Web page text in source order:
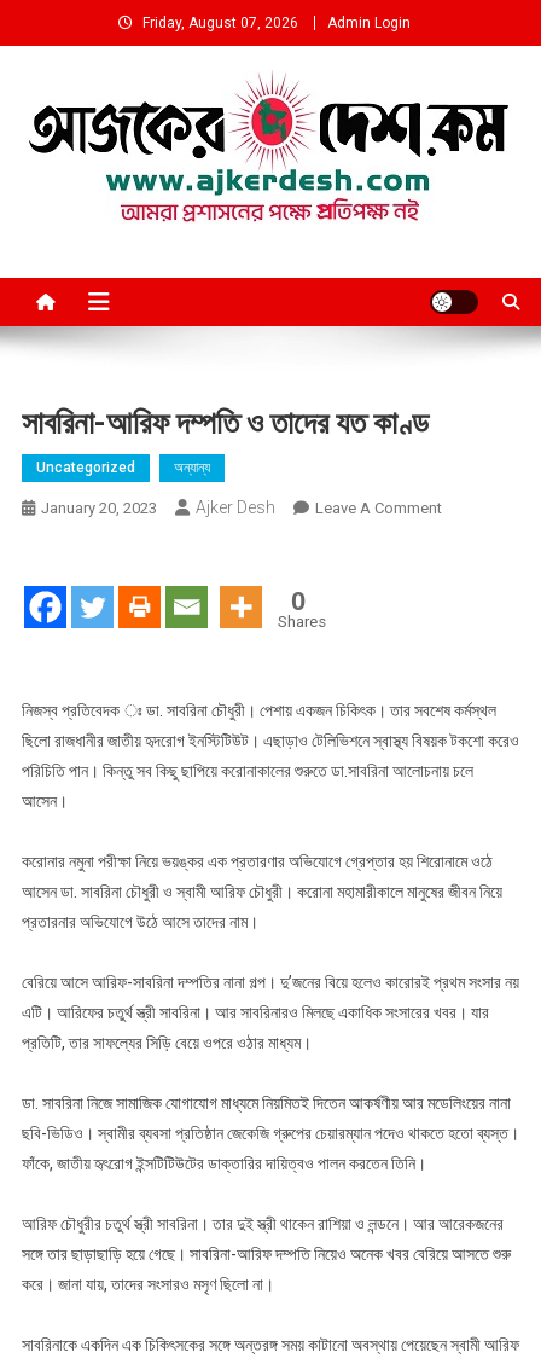
to
Friday, August 07, 2026 Admin Login
সাবরিনা-আরিফ দম্পতি ও তাদের যত কাণ্ড
Uncategorized অন্যান্য
January 20, 2023 Ajker Desh Leave A CommentOn
কাণ্ড
0
Shares
নিজস্ব প্রতিবেদক ঃ ডা. সাবরিনা চৌধুরী। পেশায় একজন চিকিৎক। তার সবশেষ কর্মস্থল
ছিলো রাজধানীর জাতীয় হৃদরোগ ইনস্টিটিউট। এছাড়াও টেলিভিশনে স্বাস্থ্য বিষয়ক টকশো করেও
পরিচিতি পান। কিন্তু সব কিছু ছাপিয়ে করোনাকালের শুরুতে ডা.সাবরিনা আলোচনায় চলে
আসেন।
করোনার নমুনা পরীক্ষা নিয়ে ভয়ঙ্কর এক প্রতারণার অভিযোগে গ্রেপ্তার হয় শিরোনামে ওঠে
আসেন ডা. সাবরিনা চৌধুরী ও স্বামী আরিফ চৌধুরী। করোনা মহামারীকালে মানুষের জীবন নিয়ে
প্রতারনার অভিযোগে উঠে আসে তাদের নাম।
বেরিয়ে আসে আরিফ-সাবরিনা দম্পতির নানা গল্প। দু’জনের বিয়ে হলেও কারোরই প্রথম সংসার নয়
এটি। আরিফের চতুর্থ স্ত্রী সাবরিনা। আর সাবরিনারও মিলছে একাধিক সংসারের খবর। যার
প্রতিটি, তার সাফল্যের সিড়ি বেয়ে ওপরে ওঠার মাধ্যম।
ডা. সাবরিনা নিজে সামাজিক যোগাযোগ মাধ্যমে নিয়মিতই দিতেন আকর্ষণীয় আর মডেলিংয়ের নানা
ছবি-ভিডিও। স্বামীর ব্যবসা প্রতিষ্ঠান জেকেজি গ্রুপের চেয়ারম্যান পদেও থাকতে হতো ব্যস্ত।
ফাঁকে, জাতীয় হৃৎরোগ ইন্সটিটিউটের ডাক্তারির দায়িত্বও পালন করতেন তিনি।
আরিফ চৌধুরীর চতুর্থ স্ত্রী সাবরিনা। তার দুই স্ত্রী থাকেন রাশিয়া ও লন্ডনে। আর আরেকজনের
সঙ্গে তার ছাড়াছাড়ি হয়ে গেছে। সাবরিনা-আরিফ দম্পতি নিয়েও অনেক খবর বেরিয়ে আসতে শুরু
করে। জানা যায়, তাদের সংসারও মসৃণ ছিলো না।
সাবরিনাকে একদিন এক চিকিৎসকের সঙ্গে অন্তরঙ্গ সময় কাটানো অবস্থায় পেয়েছেন স্বামী আরিফ